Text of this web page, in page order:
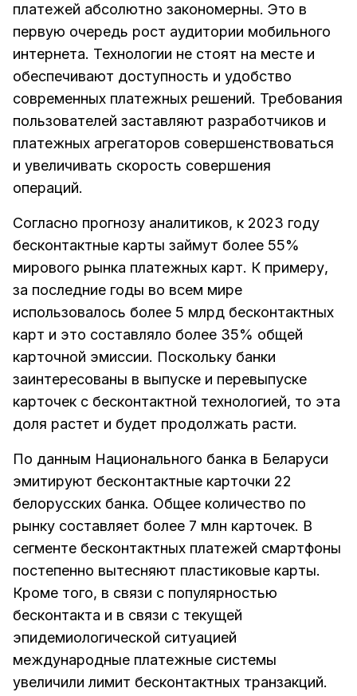
платежей абсолютно закономерны. Это в
первую очередь рост аудитории мобильного
интернета. Технологии не стоят на месте и
обеспечивают доступность и удобство
современных платежных решений. Требования
пользователей заставляют разработчиков и
платежных агрегаторов совершенствоваться
и увеличивать скорость совершения
операций.
Согласно прогнозу аналитиков, к 2023 году
бесконтактные карты займут более 55%
мирового рынка платежных карт. К примеру,
за последние годы во всем мире
использовалось более 5 млрд бесконтактных
карт и это составляло более 35% общей
карточной эмиссии. Поскольку банки
заинтересованы в выпуске и перевыпуске
карточек с бесконтактной технологией, то эта
доля растет и будет продолжать расти.
По данным Национального банка в Беларуси
эмитируют бесконтактные карточки 22
белорусских банка. Общее количество по
рынку составляет более 7 млн карточек. В
сегменте бесконтактных платежей смартфоны
постепенно вытесняют пластиковые карты.
Кроме того, в связи с популярностью
бесконтакта и в связи с текущей
эпидемиологической ситуацией
международные платежные системы
увеличили лимит бесконтактных транзакций.